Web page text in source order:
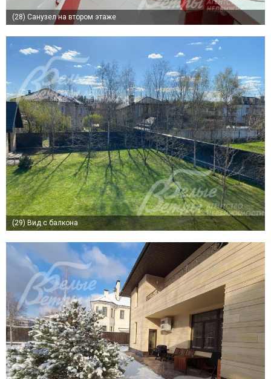
(28) Санузел на втором этаже
(29) Вид с балкона